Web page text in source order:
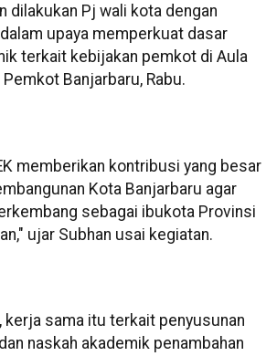
dilakukan Pj wali kota dengan
upaya memperkuat dasar
terkait kebijakan pemkot di Aula
Banjarbaru, Rabu.
memberikan kontribusi yang besar
Kota Banjarbaru agar
sebagai ibukota Provinsi
ujar Subhan usai kegiatan.
kerja sama itu terkait penyusunan
naskah akademik penambahan